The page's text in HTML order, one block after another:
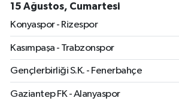
15 Ağustos, Cumartesi
Konyaspor - Rizespor
Kasımpaşa - Trabzonspor
Gençlerbirliği S.K. - Fenerbahçe
Gaziantep FK - Alanyaspor